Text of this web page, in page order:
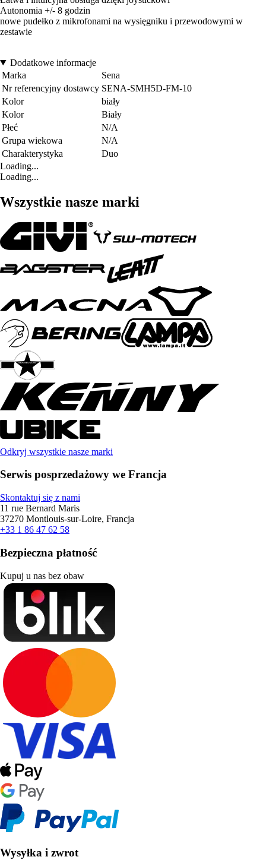
Autonomia +/- 8 godzin
nowe pudełko z mikrofonami na wysięgniku i przewodowymi w
zestawie
Dodatkowe informacje
Marka
Sena
Nr referencyjny dostawcy SENA-SMH5D-FM-10
Kolor
biały
Kolor
Biały
Płeć
N/A
Grupa wiekowa
N/A
Charakterystyka
Duo
Loading...
Loading...
Wszystkie nasze marki
Odkryj wszystkie nasze marki
Serwis posprzedażowy we Francja
Skontaktuj się z nami
11 rue Bernard Maris
37270 Montlouis-sur-Loire, Francja
+33 1 86 47 62 58
Bezpieczna płatność
Kupuj u nas bez obaw
Wysyłka i zwrot